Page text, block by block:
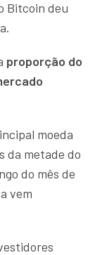
Bitcoin deu
proporção do
moeda
da metade do
do mês de
vem